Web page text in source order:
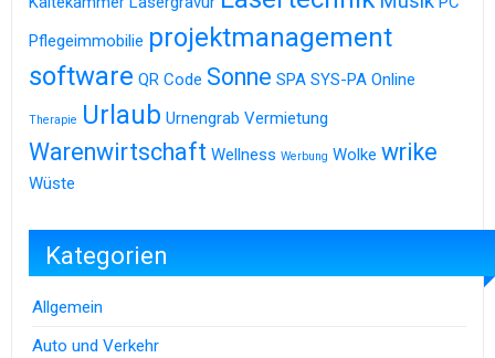
Pflegeimmobilie projektmanagement
software QR Code Sonne SPA SYS-PA Online
Therapie Urlaub Urnengrab Vermietung
Warenwirtschaft Wellness Werbung Wolke wrike
Wüste
Kategorien
Allgemein
Auto und Verkehr